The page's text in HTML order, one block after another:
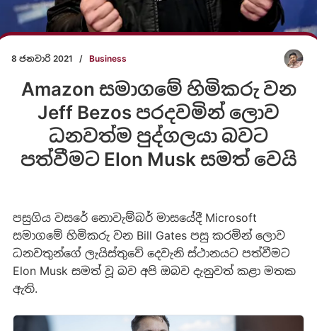
8 ජනවාරි 2021 / Business
Amazon සමාගමේ හිමිකරු වන
Jeff Bezos පරදවමින් ලොව
ධනවත්ම පුද්ගලයා බවට
පත්වීමට Elon Musk සමත් වෙයි
පසුගිය වසරේ නොවැම්බර් මාසයේදී Microsoft
සමාගමේ හිමිකරු වන Bill Gates පසු කරමින් ලොව
ධනවතුන්ගේ ලැයිස්තුවේ දෙවැනි ස්ථානයට පත්වීමට
Elon Musk සමත් වූ බව අපි ඔබව දැනුවත් කළා මතක
ඇති.